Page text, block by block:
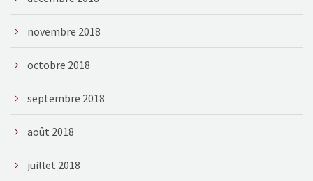
novembre 2018
octobre 2018
septembre 2018
août 2018
juillet 2018